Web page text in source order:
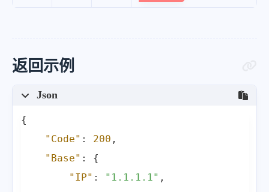
返回示例
Json
{
"Code" : 200 ,
"Base" :
{
"IP" : "1.1.1.1" ,